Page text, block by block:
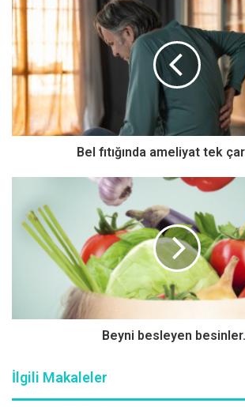
meyvesi beyaz ve kırmızı ( kara dut )
vardır. Direk dalında işlenmeden
pestili, marmelatı,hatta sucuğu dahi
Ayrıca çerez olarak dut kurusu da
kendine hiç bakım gerektirmeden de
önerim, sabah kahvaltısına çok yakıştığı
kilo problemi yaşayanlara az miktar
: Özellikle Ege bölgesinde yetişen
işlem görmeden yenebildiği gibi
aylarında dahi yenebilir. Sabah kahvaltısı
yemeğinde yenmesi uygundur.
yumuşama yaptığı için hem kuru olarak
olarak özellikle kabızlık şikayeti olanların
yarar vardır. Yine kilo problemi
tüketmemesini ve tüketirken ya yoğurt ya
KİRAZ:Ülkemizde de çok çeşidi vardır.
Bel fıtığında ameliyat tek
Beyni besleyen
İlgili Makaleler